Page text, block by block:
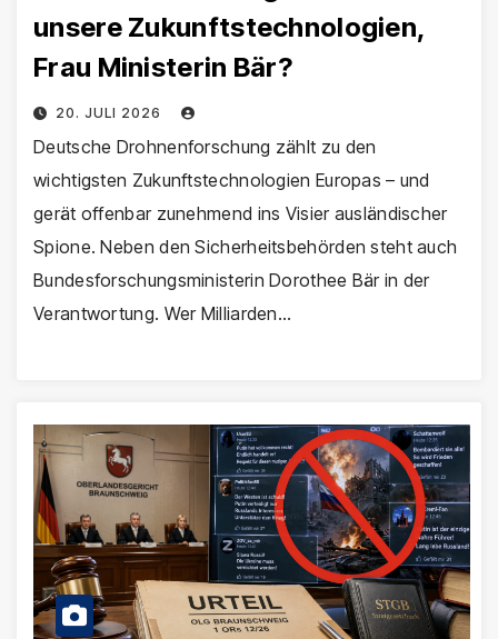
unsere Zukunftstechnologien,
Frau Ministerin Bär?
20. JULI 2026
Deutsche Drohnenforschung zählt zu den
wichtigsten Zukunftstechnologien Europas – und
gerät offenbar zunehmend ins Visier ausländischer
Spione. Neben den Sicherheitsbehörden steht auch
Bundesforschungsministerin Dorothee Bär in der
Verantwortung. Wer Milliarden…